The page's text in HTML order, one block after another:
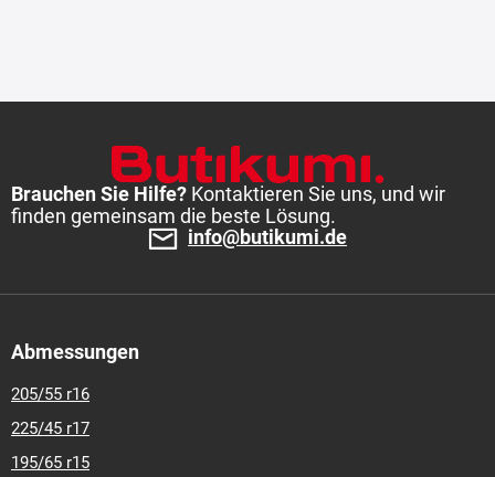
Brauchen Sie Hilfe? Kontaktieren Sie uns, und wir
finden gemeinsam die beste Lösung.
info@butikumi.de
Abmessungen
205/55 r16
225/45 r17
195/65 r15